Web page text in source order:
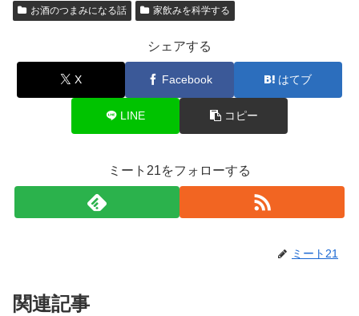
お酒のつまみになる話 家飲みを科学する
シェアする
X Facebook はてブ
LINE コピー
ミート21をフォローする
ミート21
関連記事